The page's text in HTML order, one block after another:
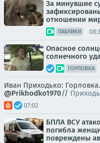
За минувшие
отношении
ПАБЛИКИ
Опасное
солнечного
ГОРЛОВКА
Иван Приходько:
@Prikhodko1970//
07:02
БПЛА ВСУ
погибла
повреждены